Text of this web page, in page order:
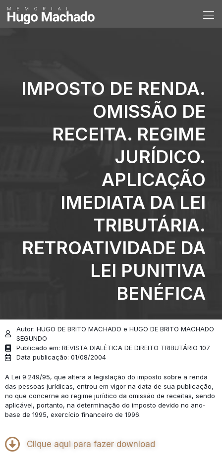
IMPOSTO DE RENDA.
OMISSÃO DE
RECEITA. REGIME
JURÍDICO.
APLICAÇÃO
IMEDIATA DA LEI
TRIBUTÁRIA.
RETROATIVIDADE DA
LEI PUNITIVA
BENÉFICA
Autor: HUGO DE BRITO MACHADO e HUGO DE BRITO MACHADO
SEGUNDO
Publicado em: REVISTA DIALÉTICA DE DIREITO TRIBUTÁRIO 107
Data publicação: 01/08/2004
A Lei 9.249/95, que altera a legislação do imposto sobre a renda
das pessoas jurídicas, entrou em vigor na data de sua publicação,
no que concerne ao regime jurídico da omissão de receitas, sendo
aplicável, portanto, na determinação do imposto devido no ano-
base de 1995, exercício financeiro de 1996.
Clique aqui para fazer download